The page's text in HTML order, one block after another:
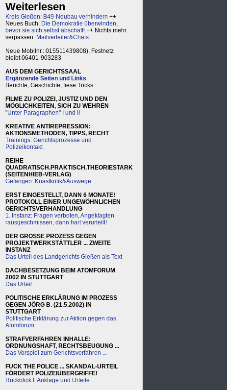
Weiterlesen
Kreis Gießen: B49-Neubau verhindern ++
Neues Buch: Die Demokratie überwinden,
bevor sie sich selbst abschafft++ Nichts mehr
verpassen: Mailverteiler&Chats
Neue Mobilnr.: 015511439808), Festnetz
bleibt 06401-903283
AUS DEM GERICHTSSAAL
Ergänzende Seiten und Links
Berichte, Geschichte, fiese Tricks
FILME ZU POLIZEI, JUSTIZ UND DEN
MÖGLICHKEITEN, SICH ZU WEHREN
"Unter Paragraphen" I und II
KREATIVE ANTIREPRESSION:
AKTIONSMETHODEN, TIPPS, RECHT
Trainings: Gerichtsprozesse und
Polizeikontakt
REIHE
QUADRATISCH.PRAKTISCH.THEORIESTARK
(SEITENHIEB-VERLAG)
Gefangen: Knastkritik&Auswege
ERST EINGESTELLT, DANN 6 MONATE!
PROTOKOLL EINER UNGEWÖHNLICHEN
GERICHTSVERHANDLUNG
1. Instanz: Fragen verboten, Angeklagten
rausgeschmissen, dann hart verurteilt!
DER GROSSE PROZESS GEGEN
PROJEKTWERKSTÄTTLER ... ZWEITE
INSTANZ
Das Urteil des Landgerichts Gießen als Text
DACHBESETZUNG BEIM ATOMFORUM
2002 IN STUTTGART
Das Urteil
POLITISCHE ERKLÄRUNG IM PROZESS
GEGEN JÖRG B. (21.5.2002) IN
STUTTGART
Politische Erklärung zur Aktion gegen das
Atomforum
STRAFVERFAHREN INHALLE:
ORDNUNGSHAFT, RECHTSBEUGUNG ...
Das Vorspiel zum Gerichtsverfahren ...
FUCK THE POLICE ... SKANDAL-URTEIL
FÖRDERT POLIZEIÜBERGRIFFE!
Rückblick I: Anklage und Urteile